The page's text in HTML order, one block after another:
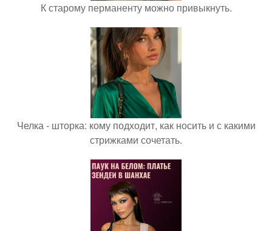
К старому перманенту можно привыкнуть.
Челка - шторка: кому подходит, как носить и с какими
стрижками сочетать.